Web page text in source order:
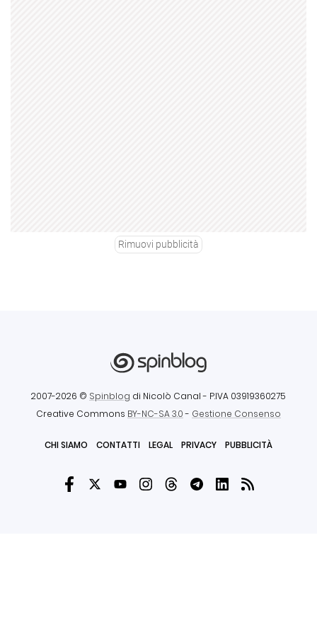
Rimuovi pubblicità
2007-2026 © Spinblog di Nicolò Canal - P.IVA 03919360275
Creative Commons BY-NC-SA 3.0- Gestione Consenso
CHI SIAMO CONTATTI LEGAL PRIVACY PUBBLICITÀ